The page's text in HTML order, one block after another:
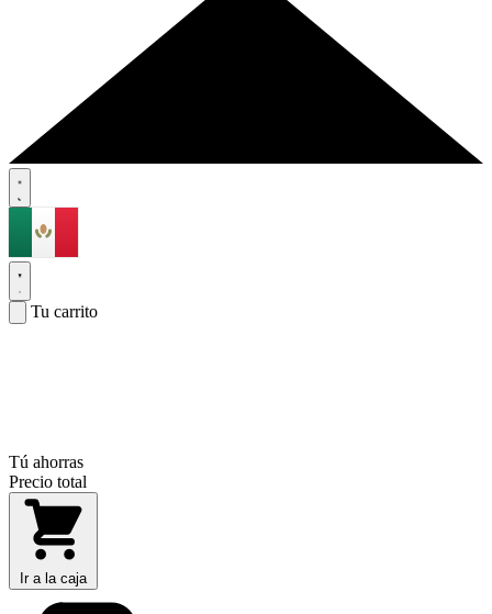
Tu carrito
Tú ahorras
Precio total
Ir a la caja